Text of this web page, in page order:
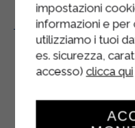
impostazioni
informazioni e
utilizziamo i tuoi
es. sicurezza,
accesso) clicca qui